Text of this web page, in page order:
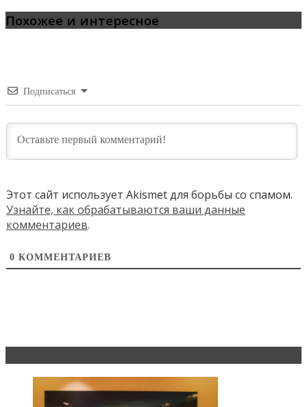
Похожее и интересное
Подписаться
Этот сайт использует Akismet для борьбы со спамом.
Узнайте, как обрабатываются ваши данные
комментариев.
0 КОММЕНТАРИЕВ